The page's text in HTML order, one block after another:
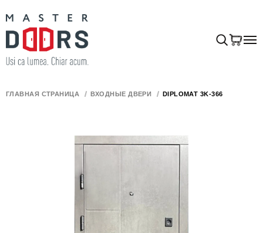
ГЛАВНАЯ СТРАНИЦА ВХОДНЫЕ ДВЕРИ DIPLOMAT 3K-366